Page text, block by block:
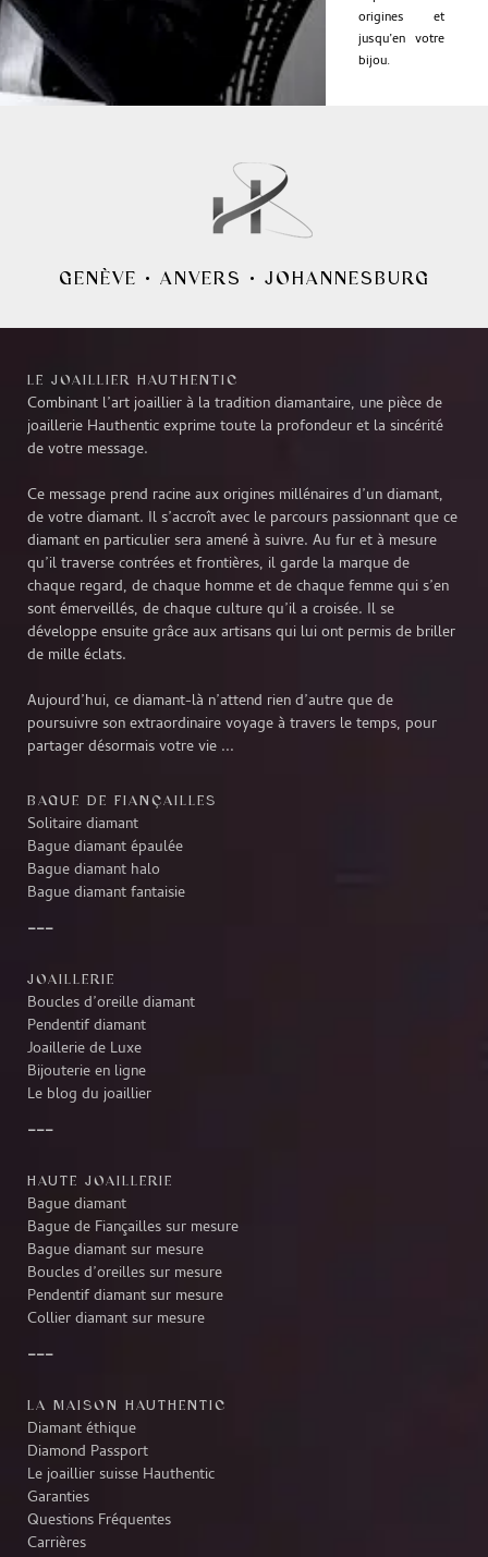
origines et
jusqu’en votre
bijou.
GENÈVE • ANVERS • JOHANNESBURG
LE JOAILLIER HAUTHENTIC
Combinant l’art joaillier à la tradition diamantaire, une pièce de
joaillerie Hauthentic exprime toute la profondeur et la sincérité
de votre message.
Ce message prend racine aux origines millénaires d’un diamant,
de votre diamant. Il s’accroît avec le parcours passionnant que ce
diamant en particulier sera amené à suivre. Au fur et à mesure
qu’il traverse contrées et frontières, il garde la marque de
chaque regard, de chaque homme et de chaque femme qui s’en
sont émerveillés, de chaque culture qu’il a croisée. Il se
développe ensuite grâce aux artisans qui lui ont permis de briller
de mille éclats.
Aujourd’hui, ce diamant-là n’attend rien d’autre que de
poursuivre son extraordinaire voyage à travers le temps, pour
partager désormais votre vie ...
BAGUE DE FIANÇAILLES
Solitaire diamant
Bague diamant épaulée
Bague diamant halo
Bague diamant fantaisie
JOAILLERIE
Boucles d’oreille diamant
Pendentif diamant
Joaillerie de Luxe
Bijouterie en ligne
Le blog du joaillier
HAUTE JOAILLERIE
Bague diamant
Bague de Fiançailles sur mesure
Bague diamant sur mesure
Boucles d’oreilles sur mesure
Pendentif diamant sur mesure
Collier diamant sur mesure
LA MAISON HAUTHENTIC
Diamant éthique
Diamond Passport
Le joaillier suisse Hauthentic
Garanties
Questions Fréquentes
Carrières